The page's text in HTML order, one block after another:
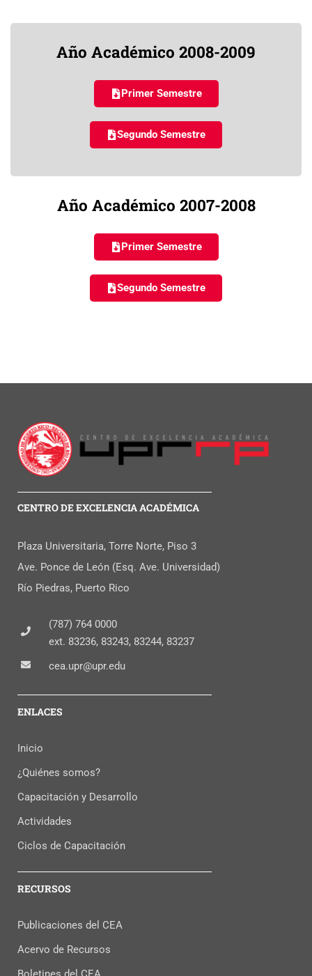
Año Académico 2008-2009
Primer Semestre
Segundo Semestre
Año Académico 2007-2008
Primer Semestre
Segundo Semestre
CENTRO DE EXCELENCIA ACADÉMICA
Plaza Universitaria, Torre Norte, Piso 3
Ave. Ponce de León (Esq. Ave. Universidad)
Río Piedras, Puerto Rico
(787) 764 0000
ext. 83236, 83243, 83244, 83237
cea.upr@upr.edu
ENLACES
Inicio
¿Quiénes somos?
Capacitación y Desarrollo
Actividades
Ciclos de Capacitación
RECURSOS
Publicaciones del CEA
Acervo de Recursos